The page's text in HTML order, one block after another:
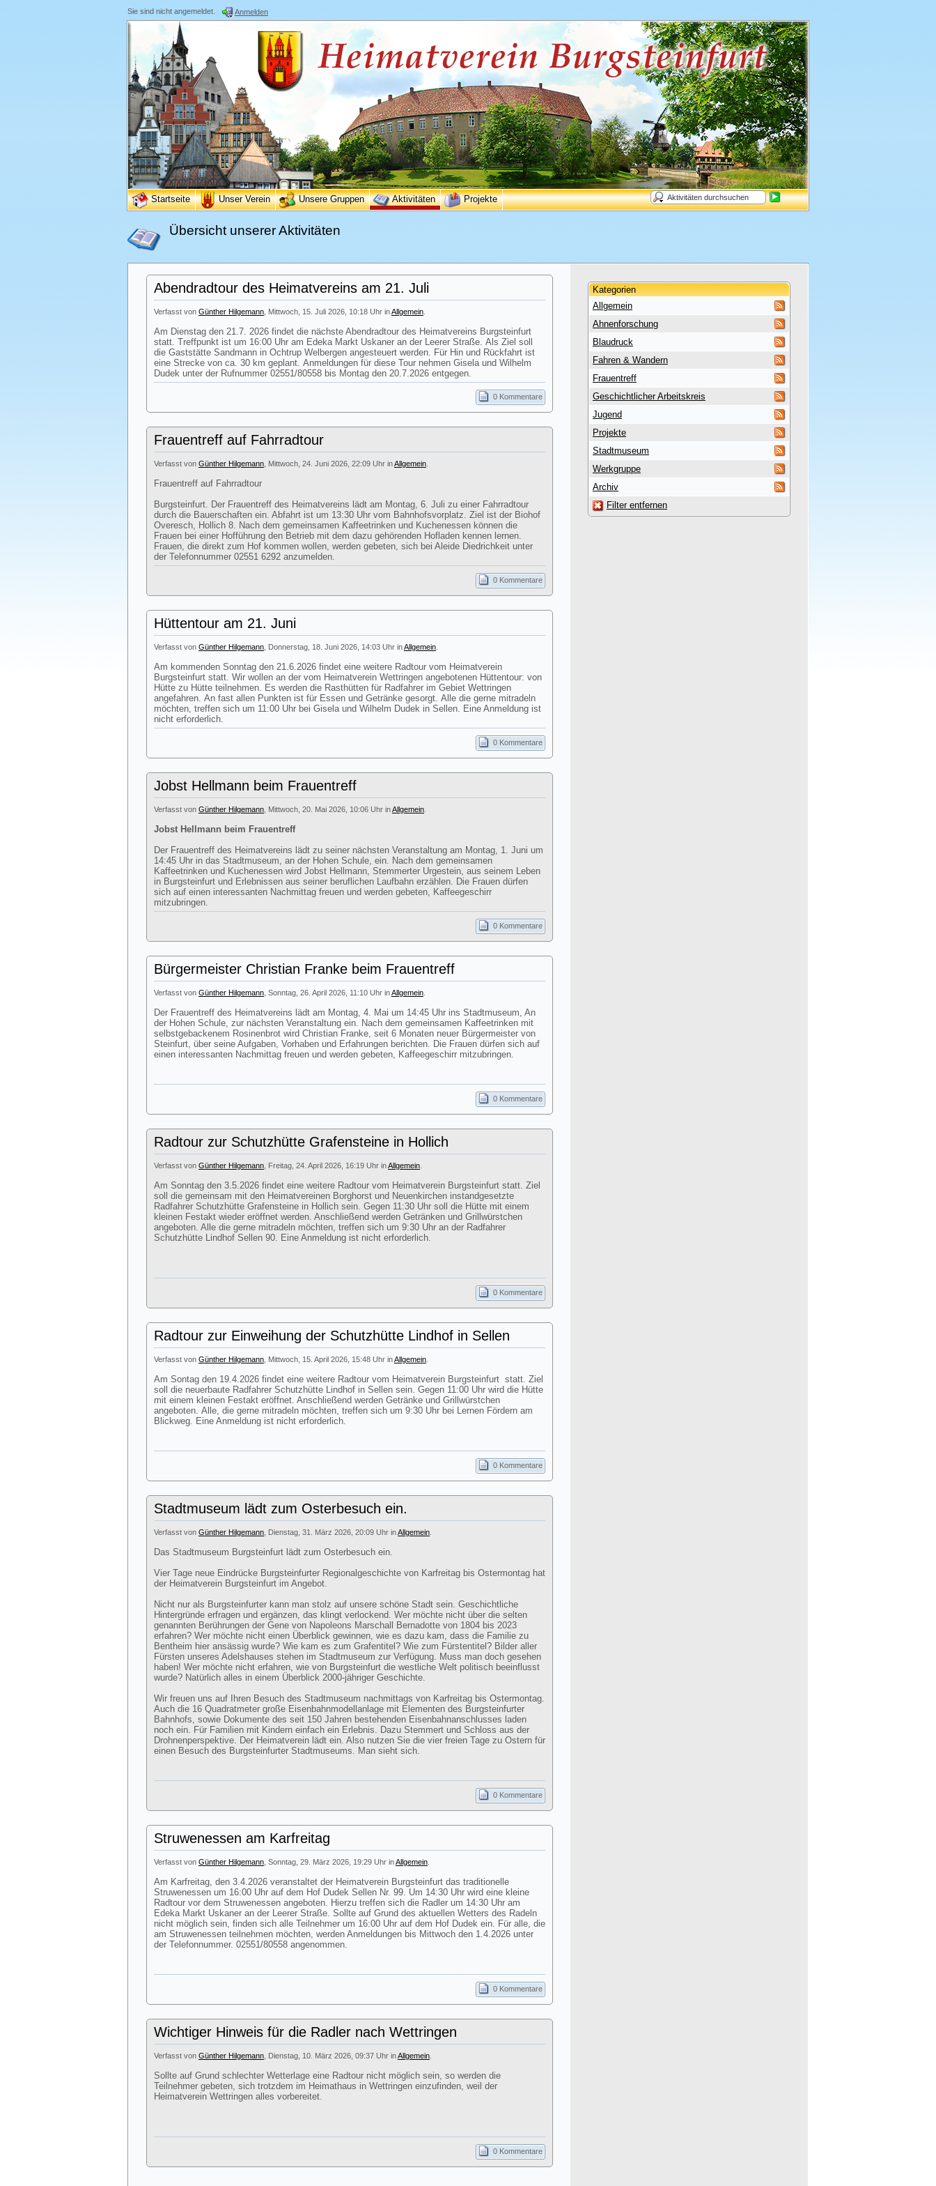
Sie sind nicht angemeldet. Anmelden
Startseite Unser Verein Unsere Gruppen Aktivitäten Projekte
Übersicht unserer Aktivitäten
Abendradtour des Heimatvereins am 21. Juli
Verfasst von Günther Hilgemann , Mittwoch, 15. Juli 2026, 10:18 Uhr inAllgemein
Am Dienstag den 21.7. 2026 findet die nächste Abendradtour des Heimatvereins Burgsteinfurt
statt. Treffpunkt ist um 16:00 Uhr am Edeka Markt Uskaner an der Leerer Straße. Als Ziel soll
die Gaststätte Sandmann in Ochtrup Welbergen angesteuert werden. Für Hin und Rückfahrt ist
eine Strecke von ca. 30 km geplant. Anmeldungen für diese Tour nehmen Gisela und Wilhelm
Dudek unter der Rufnummer 02551/80558 bis Montag den 20.7.2026 entgegen.
0 Kommentare
Frauentreff auf Fahrradtour
Verfasst von Günther Hilgemann , Mittwoch, 24. Juni 2026, 22:09 Uhr inAllgemein
Frauentreff auf Fahrradtour
Burgsteinfurt. Der Frauentreff des Heimatvereins lädt am Montag, 6. Juli zu einer Fahrradtour
durch die Bauerschaften ein. Abfahrt ist um 13:30 Uhr vom Bahnhofsvorplatz. Ziel ist der Biohof
Overesch, Hollich 8. Nach dem gemeinsamen Kaffeetrinken und Kuchenessen können die
Frauen bei einer Hofführung den Betrieb mit dem dazu gehörenden Hofladen kennen lernen.
Frauen, die direkt zum Hof kommen wollen, werden gebeten, sich bei Aleide Diedrichkeit unter
der Telefonnummer 02551 6292 anzumelden.
0 Kommentare
Hüttentour am 21. Juni
Verfasst von Günther Hilgemann , Donnerstag, 18. Juni 2026, 14:03 Uhr inAllgemein
Am kommenden Sonntag den 21.6.2026 findet eine weitere Radtour vom Heimatverein
Burgsteinfurt statt. Wir wollen an der vom Heimatverein Wettringen angebotenen Hüttentour: von
Hütte zu Hütte teilnehmen. Es werden die Rasthütten für Radfahrer im Gebiet Wettringen
angefahren. An fast allen Punkten ist für Essen und Getränke gesorgt. Alle die gerne mitradeln
möchten, treffen sich um 11:00 Uhr bei Gisela und Wilhelm Dudek in Sellen. Eine Anmeldung ist
nicht erforderlich.
0 Kommentare
Jobst Hellmann beim Frauentreff
Verfasst von Günther Hilgemann , Mittwoch, 20. Mai 2026, 10:06 Uhr inAllgemein
Jobst Hellmann beim Frauentreff
Der Frauentreff des Heimatvereins lädt zu seiner nächsten Veranstaltung am Montag, 1. Juni um
14:45 Uhr in das Stadtmuseum, an der Hohen Schule, ein. Nach dem gemeinsamen
Kaffeetrinken und Kuchenessen wird Jobst Hellmann, Stemmerter Urgestein, aus seinem Leben
in Burgsteinfurt und Erlebnissen aus seiner beruflichen Laufbahn erzählen. Die Frauen dürfen
sich auf einen interessanten Nachmittag freuen und werden gebeten, Kaffeegeschirr
mitzubringen.
0 Kommentare
Bürgermeister Christian Franke beim Frauentreff
Verfasst von Günther Hilgemann , Sonntag, 26. April 2026, 11:10 Uhr inAllgemein
Der Frauentreff des Heimatvereins lädt am Montag, 4. Mai um 14:45 Uhr ins Stadtmuseum, An
der Hohen Schule, zur nächsten Veranstaltung ein. Nach dem gemeinsamen Kaffeetrinken mit
selbstgebackenem Rosinenbrot wird Christian Franke, seit 6 Monaten neuer Bürgermeister von
Steinfurt, über seine Aufgaben, Vorhaben und Erfahrungen berichten. Die Frauen dürfen sich auf
einen interessanten Nachmittag freuen und werden gebeten, Kaffeegeschirr mitzubringen.
0 Kommentare
Radtour zur Schutzhütte Grafensteine in Hollich
Verfasst von Günther Hilgemann , Freitag, 24. April 2026, 16:19 Uhr inAllgemein
Am Sonntag den 3.5.2026 findet eine weitere Radtour vom Heimatverein Burgsteinfurt statt. Ziel
soll die gemeinsam mit den Heimatvereinen Borghorst und Neuenkirchen instandgesetzte
Radfahrer Schutzhütte Grafensteine in Hollich sein. Gegen 11:30 Uhr soll die Hütte mit einem
kleinen Festakt wieder eröffnet werden. Anschließend werden Getränken und Grillwürstchen
angeboten. Alle die gerne mitradeln möchten, treffen sich um 9:30 Uhr an der Radfahrer
Schutzhütte Lindhof Sellen 90. Eine Anmeldung ist nicht erforderlich.
0 Kommentare
Radtour zur Einweihung der Schutzhütte Lindhof in Sellen
Verfasst von Günther Hilgemann , Mittwoch, 15. April 2026, 15:48 Uhr inAllgemein
Am Sontag den 19.4.2026 findet eine weitere Radtour vom Heimatverein Burgsteinfurt statt. Ziel
soll die neuerbaute Radfahrer Schutzhütte Lindhof in Sellen sein. Gegen 11:00 Uhr wird die Hütte
mit einem kleinen Festakt eröffnet. Anschließend werden Getränke und Grillwürstchen
angeboten. Alle, die gerne mitradeln möchten, treffen sich um 9:30 Uhr bei Lernen Fördern am
Blickweg. Eine Anmeldung ist nicht erforderlich.
0 Kommentare
Stadtmuseum lädt zum Osterbesuch ein.
Verfasst von Günther Hilgemann , Dienstag, 31. März 2026, 20:09 Uhr inAllgemein
Das Stadtmuseum Burgsteinfurt lädt zum Osterbesuch ein.
Vier Tage neue Eindrücke Burgsteinfurter Regionalgeschichte von Karfreitag bis Ostermontag hat
der Heimatverein Burgsteinfurt im Angebot.
Nicht nur als Burgsteinfurter kann man stolz auf unsere schöne Stadt sein. Geschichtliche
Hintergründe erfragen und ergänzen, das klingt verlockend. Wer möchte nicht über die selten
genannten Berührungen der Gene von Napoleons Marschall Bernadotte von 1804 bis 2023
erfahren? Wer möchte nicht einen Überblick gewinnen, wie es dazu kam, dass die Familie zu
Bentheim hier ansässig wurde? Wie kam es zum Grafentitel? Wie zum Fürstentitel? Bilder aller
Fürsten unseres Adelshauses stehen im Stadtmuseum zur Verfügung. Muss man doch gesehen
haben! Wer möchte nicht erfahren, wie von Burgsteinfurt die westliche Welt politisch beeinflusst
wurde? Natürlich alles in einem Überblick 2000-jähriger Geschichte.
Wir freuen uns auf Ihren Besuch des Stadtmuseum nachmittags von Karfreitag bis Ostermontag.
Auch die 16 Quadratmeter große Eisenbahnmodellanlage mit Elementen des Burgsteinfurter
Bahnhofs, sowie Dokumente des seit 150 Jahren bestehenden Eisenbahnanschlusses laden
noch ein. Für Familien mit Kindern einfach ein Erlebnis. Dazu Stemmert und Schloss aus der
Drohnenperspektive. Der Heimatverein lädt ein. Also nutzen Sie die vier freien Tage zu Ostern für
einen Besuch des Burgsteinfurter Stadtmuseums. Man sieht sich.
0 Kommentare
Struwenessen am Karfreitag
Verfasst von Günther Hilgemann , Sonntag, 29. März 2026, 19:29 Uhr inAllgemein
Am Karfreitag, den 3.4.2026 veranstaltet der Heimatverein Burgsteinfurt das traditionelle
Struwenessen um 16:00 Uhr auf dem Hof Dudek Sellen Nr. 99. Um 14:30 Uhr wird eine kleine
Radtour vor dem Struwenessen angeboten. Hierzu treffen sich die Radler um 14:30 Uhr am
Edeka Markt Uskaner an der Leerer Straße. Sollte auf Grund des aktuellen Wetters des Radeln
nicht möglich sein, finden sich alle Teilnehmer um 16:00 Uhr auf dem Hof Dudek ein. Für alle, die
am Struwenessen teilnehmen möchten, werden Anmeldungen bis Mittwoch den 1.4.2026 unter
der Telefonnummer. 02551/80558 angenommen.
0 Kommentare
Wichtiger Hinweis für die Radler nach Wettringen
Verfasst von Günther Hilgemann , Dienstag, 10. März 2026, 09:37 Uhr inAllgemein
Sollte auf Grund schlechter Wetterlage eine Radtour nicht möglich sein, so werden die
Teilnehmer gebeten, sich trotzdem im Heimathaus in Wettringen einzufinden, weil der
Heimatverein Wettringen alles vorbereitet.
0 Kommentare
Kategorien
Allgemein
Ahnenforschung
Blaudruck
Fahren & Wandern
Frauentreff
Geschichtlicher Arbeitskreis
Jugend
Projekte
Stadtmuseum
Werkgruppe
Archiv
Filter entfernen